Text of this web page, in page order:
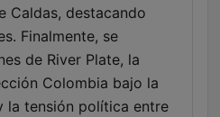
Caldas, destacando
Finalmente, se
de River Plate, la
Colombia bajo la
la tensión política entre